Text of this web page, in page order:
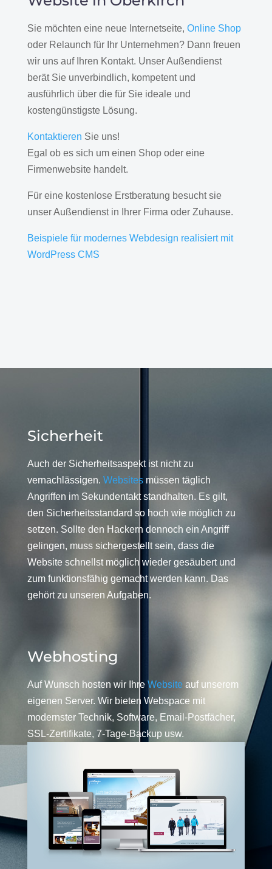
Sie möchten eine neue Internetseite, Online Shop
oder Relaunch für Ihr Unternehmen? Dann freuen
wir uns auf Ihren Kontakt. Unser Außendienst
berät Sie unverbindlich, kompetent und
ausführlich über die für Sie ideale und
kostengünstigste Lösung.
Kontaktieren Sie uns!
Egal ob es sich um einen Shop oder eine
Firmenwebsite handelt.
Für eine kostenlose Erstberatung besucht sie
unser Außendienst in Ihrer Firma oder Zuhause.
Beispiele für modernes Webdesign realisiert mit
WordPress CMS
Sicherheit
Auch der Sicherheitsaspekt ist nicht zu
vernachlässigen. Websitesmüssen täglich
Angriffen im Sekundentakt standhalten. Es gilt,
den Sicherheitsstandard so hoch wie möglich zu
setzen. Sollte den Hackern dennoch ein Angriff
gelingen, muss sichergestellt sein, dass die
Website schnellst möglich wieder gesäubert und
zum funktionsfähig gemacht werden kann. Das
gehört zu unseren Aufgaben.
Webhosting
Auf Wunsch hosten wir Ihre Website auf unserem
eigenen Server. Wir bieten Webspace mit
modernster Technik, Software, Email-Postfächer,
SSL-Zertifikate, 7-Tage-Backup usw.